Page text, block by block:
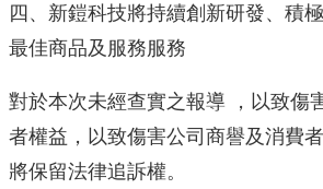
四、新鎧科技將持續創新研發、積
最佳商品及服務服務
對於本次未經查實之報導 ，以致傷
者權益，以致傷害公司商譽及消費
將保留法律追訴權。